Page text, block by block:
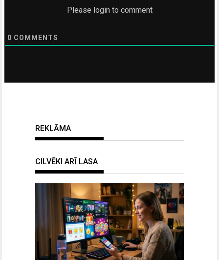
Please login to comment
0 COMMENTS
REKLĀMA
CILVĒKI ARĪ LASA